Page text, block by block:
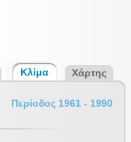
Κλίμα Χάρτης
Περίοδος 1961 - 1990